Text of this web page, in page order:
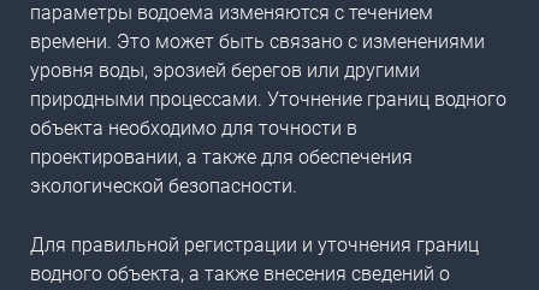
параметры водоема изменяются с течением
времени. Это может быть связано с изменениями
уровня воды, эрозией берегов или другими
природными процессами. Уточнение границ водного
объекта необходимо для точности в
проектировании, а также для обеспечения
экологической безопасности.
Для правильной регистрации и уточнения границ
водного объекта, а также внесения сведений о